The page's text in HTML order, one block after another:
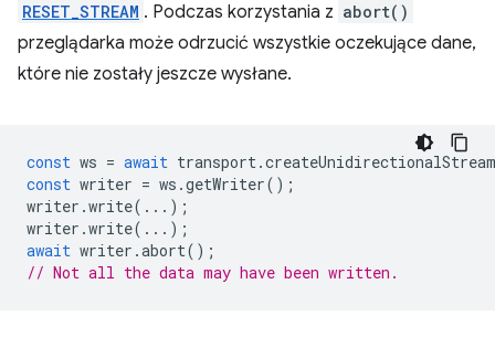
RESET_STREAM . Podczas korzystania z abort()
przeglądarka może odrzucić wszystkie oczekujące dane,
które nie zostały jeszcze wysłane.
const ws = await transport.createUnidirectionalStream
const writer = ws .getWriter();
writer .write(...);
writer .write(...);
await writer .abort();
// Not all the data may have been written.